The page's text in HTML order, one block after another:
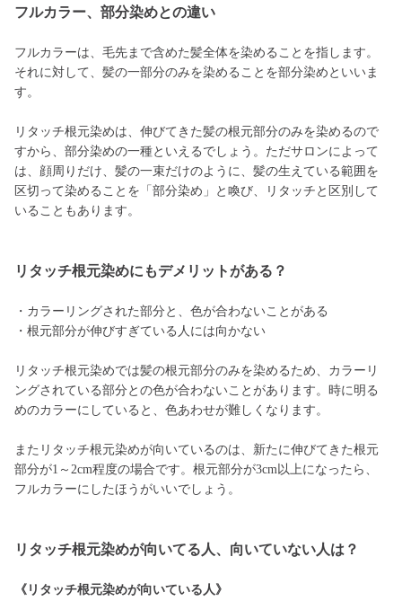
フルカラー、部分染めとの違い
フルカラーは、毛先まで含めた髪全体を染めることを指します。
それに対して、髪の一部分のみを染めることを部分染めといいま
す。
リタッチ根元染めは、伸びてきた髪の根元部分のみを染めるので
すから、部分染めの一種といえるでしょう。ただサロンによって
は、顔周りだけ、髪の一束だけのように、髪の生えている範囲を
区切って染めることを「部分染め」と喚び、リタッチと区別して
いることもあります。
リタッチ根元染めにもデメリットがある？
・カラーリングされた部分と、色が合わないことがある
・根元部分が伸びすぎている人には向かない
リタッチ根元染めでは髪の根元部分のみを染めるため、カラーリ
ングされている部分との色が合わないことがあります。時に明る
めのカラーにしていると、色あわせが難しくなります。
またリタッチ根元染めが向いているのは、新たに伸びてきた根元
部分が1～2cm程度の場合です。根元部分が3cm以上になったら、
フルカラーにしたほうがいいでしょう。
リタッチ根元染めが向いてる人、向いていない人は？
《リタッチ根元染めが向いている人》